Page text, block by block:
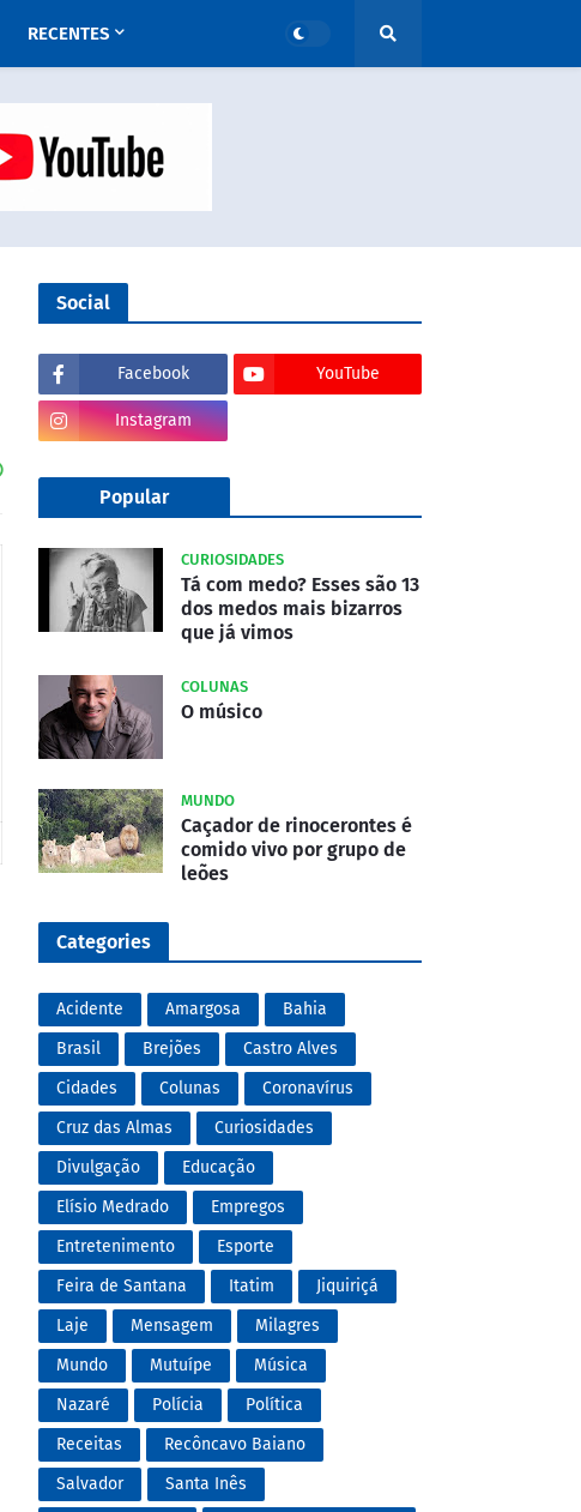
RECENTES
Social
Facebook YouTube
Instagram
Popular
CURIOSIDADES
Tá com medo? Esses são 13
dos medos mais bizarros
que já vimos
COLUNAS
O músico
MUNDO
Caçador de rinocerontes é
comido vivo por grupo de
leões
Categories
Acidente Amargosa
Bahia
Brasil
Brejões
Castro Alves
Cidades
Colunas
Coronavírus
Cruz das Almas
Curiosidades
Divulgação
Educação
Elísio Medrado
Empregos
Entretenimento
Esporte
Feira de Santana
Itatim
Jiquiriçá
Laje
Mensagem
Milagres
Mundo
Mutuípe
Música
Nazaré
Polícia
Política
Receitas
Recôncavo Baiano
Salvador
Santa Inês